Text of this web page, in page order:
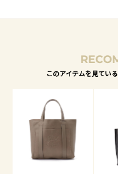
このアイテムを見てい